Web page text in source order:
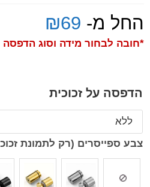
החל מ- ₪69
*חובה לבחור מידה וסוג הדפסה
הדפסה על זכוכית
צבע ספייסרים (רק לתמונת